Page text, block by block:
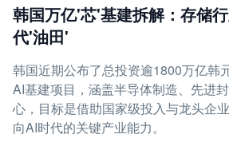
韩国万亿'芯'基建拆解：存储
代'油田'
韩国近期公布了总投资逾1800万亿韩
AI基建项目，涵盖半导体制造、先进
心，目标是借助国家级投入与龙头企
向AI时代的关键产业能力。